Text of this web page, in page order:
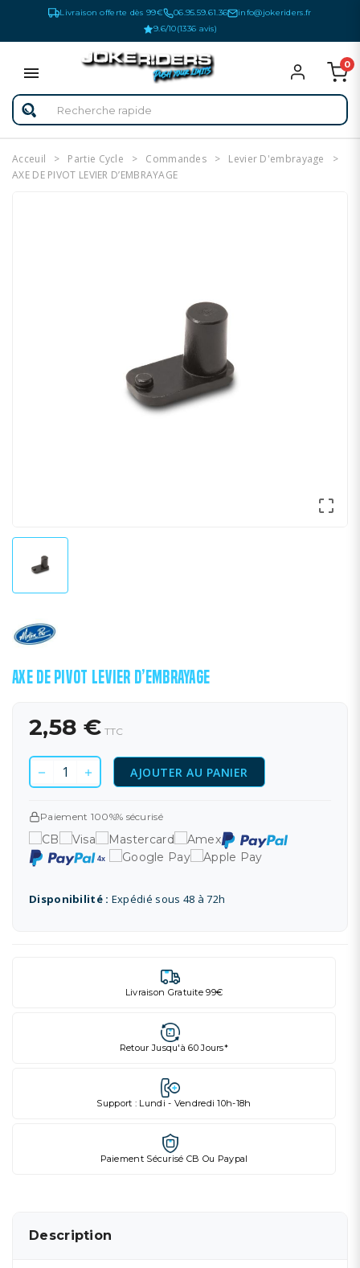
Livraison offerte dès 99€ 06.95.59.61.36
info@jokeriders.fr
9.6/10(1336 avis)
0
Acceuil Partie Cycle Commandes
Levier D'embrayage
AXE DE PIVOT LEVIER D’EMBRAYAGE

AXE DE PIVOT LEVIER D’EMBRAYAGE
2,58 € TTC
AJOUTER AU PANIER
Paiement 100%% sécurisé
Disponibilité : Expédié sous 48 à 72h
Livraison Gratuite 99€
Retour Jusqu'à 60 Jours*
Support : Lundi - Vendredi 10h-18h
Paiement Sécurisé CB Ou Paypal
Description